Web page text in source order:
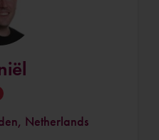
Netherlands